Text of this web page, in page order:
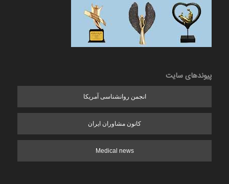
پیوندهای سایت
انجمن روانشناسی آمریکا
کانون مشاوران ایران
Medical news